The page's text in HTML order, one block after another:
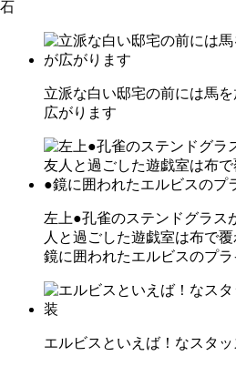
立派な白い邸宅の前には馬
広がります
左上●孔雀のステンドグラス
人と過ごした遊戯室は布で
鏡に囲われたエルビスのプ
エルビスといえば！なスタ